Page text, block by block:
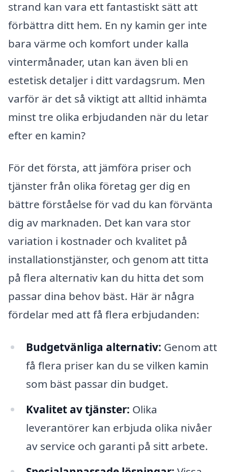
strand kan vara ett fantastiskt sätt att
förbättra ditt hem. En ny kamin ger inte
bara värme och komfort under kalla
vintermånader, utan kan även bli en
estetisk detaljer i ditt vardagsrum. Men
varför är det så viktigt att alltid inhämta
minst tre olika erbjudanden när du letar
efter en kamin?
För det första, att jämföra priser och
tjänster från olika företag ger dig en
bättre förståelse för vad du kan förvänta
dig av marknaden. Det kan vara stor
variation i kostnader och kvalitet på
installationstjänster, och genom att titta
på flera alternativ kan du hitta det som
passar dina behov bäst. Här är några
fördelar med att få flera erbjudanden:
Budgetvänliga alternativ: Genom att
få flera priser kan du se vilken kamin
som bäst passar din budget.
Kvalitet av tjänster: Olika
leverantörer kan erbjuda olika nivåer
av service och garanti på sitt arbete.